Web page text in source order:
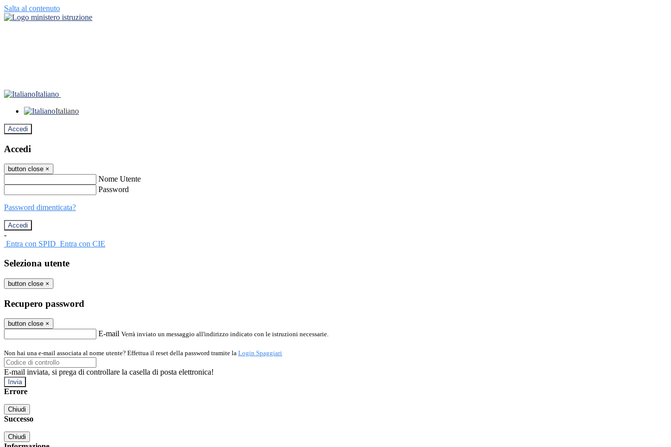
Salta al contenuto
Italiano
Italiano
Accedi
Accedi
button close ×
Nome Utente
Password
Password dimenticata?
-
Entra con SPID Entra con CIE
Seleziona utente
button close ×
Recupero password
button close ×
E-mail Verrà inviato un messaggio all'indirizzo indicato con le istruzioni necessarie.
Non hai una e-mail associata al nome utente? Effettua il reset della password tramite la Login Spaggiari
E-mail inviata, si prega di controllare la casella di posta elettronica!
Errore
Chiudi
Successo
Chiudi